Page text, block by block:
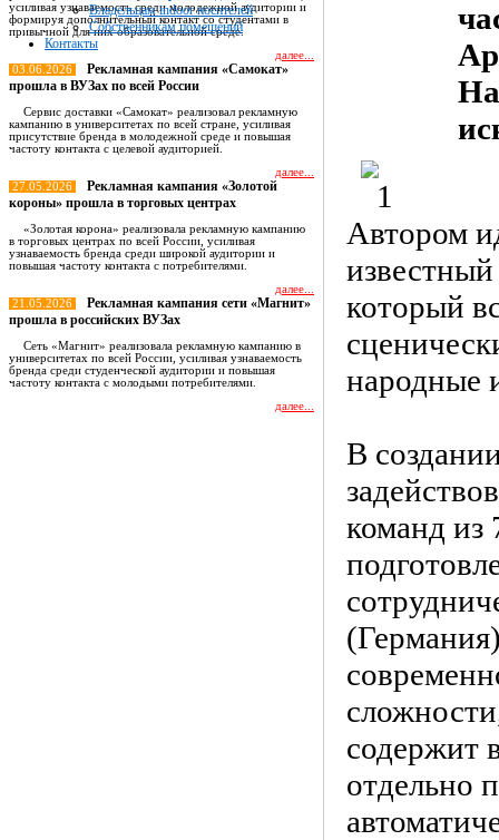
Владельцам indoor носителей
Собственникам помещений
Контакты
усиливая узнаваемость среди молодежной аудитории и
формируя дополнительный контакт со студентами в
привычной для них образовательной среде.
далее...
03.06.2026
Рекламная кампания «Самокат»
прошла в ВУЗах по всей России
Сервис доставки «Самокат» реализовал рекламную
кампанию в университетах по всей стране, усиливая
присутствие бренда в молодежной среде и повышая
частоту контакта с целевой аудиторией.
далее...
27.05.2026
Рекламная кампания «Золотой
короны» прошла в торговых центрах
«Золотая корона» реализовала рекламную кампанию
в торговых центрах по всей России, усиливая
узнаваемость бренда среди широкой аудитории и
повышая частоту контакта с потребителями.
далее...
21.05.2026
Рекламная кампания сети «Магнит»
прошла в российских ВУЗах
Сеть «Магнит» реализовала рекламную кампанию в
университетах по всей России, усиливая узнаваемость
бренда среди студенческой аудитории и повышая
частоту контакта с молодыми потребителями.
далее...
Автором
который
народные
В
команд из
содержит
отдельно